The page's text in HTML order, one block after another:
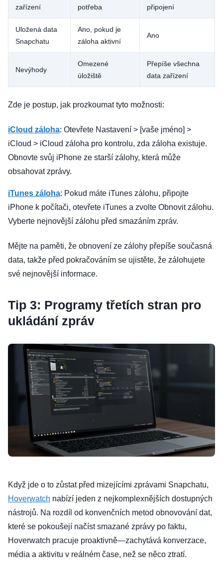
zařízení
potřeba
připojení
Uložená data
Snapchatu
Ano, pokud je
záloha aktivní
Ano
Nevýhody
Omezené
úložiště
Přepíše všechna
data zařízení
Zde je postup, jak prozkoumat tyto možnosti:
iCloud záloha: Otevřete Nastavení > [vaše jméno] >
iCloud > iCloud záloha pro kontrolu, zda záloha existuje.
Obnovte svůj iPhone ze starší zálohy, která může
obsahovat zprávy.
iTunes záloha: Pokud máte iTunes zálohu, připojte
iPhone k počítači, otevřete iTunes a zvolte Obnovit zálohu.
Vyberte nejnovější zálohu před smazáním zpráv.
Mějte na paměti, že obnovení ze zálohy přepíše současná
data, takže před pokračováním se ujistěte, že zálohujete
své nejnovější informace.
Tip 3: Programy třetích stran pro
ukládání zpráv
Když jde o to zůstat před mizejícími zprávami Snapchatu,
Hoverwatch nabízí jeden z nejkomplexnějších dostupných
nástrojů. Na rozdíl od konvenčních metod obnovování dat,
které se pokoušejí načíst smazané zprávy po faktu,
Hoverwatch pracuje proaktivně—zachytává konverzace,
média a aktivitu v reálném čase, než se něco ztratí.